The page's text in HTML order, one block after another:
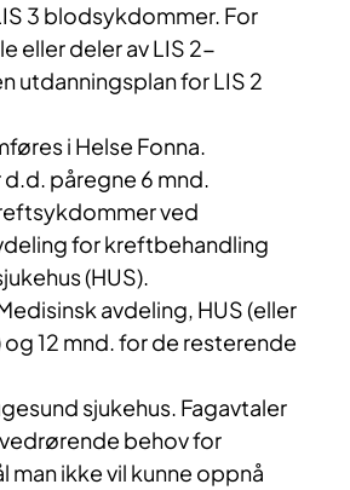
3 blodsykdommer. For
eller deler av LIS 2-
utdanningsplan for LIS 2
i Helse Fonna.
påregne 6 mnd.
ved
for kreftbehandling
(HUS).
avdeling, HUS (eller
12 mnd. for de resterende
sjukehus. Fagavtaler
behov for
ikke vil kunne oppnå